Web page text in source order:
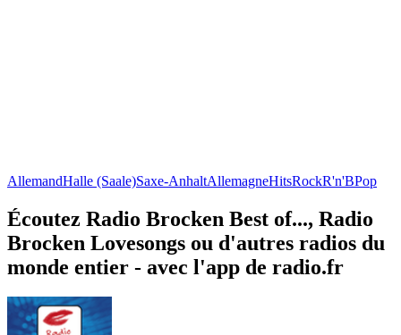
AllemandHalle (Saale)Saxe-AnhaltAllemagneHitsRockR'n'BPop
Écoutez Radio Brocken Best of..., Radio
Brocken Lovesongs ou d'autres radios du
monde entier - avec l'app de radio.fr